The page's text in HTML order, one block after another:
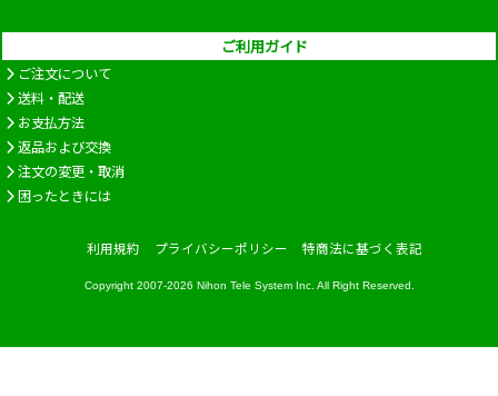
ご利用ガイド
ご注文について
送料・配送
お支払方法
返品および交換
注文の変更・取消
困ったときには
利用規約 プライバシーポリシー 特商法に基づく表記
Copyright 2007-2026 Nihon Tele System Inc. All Right Reserved.